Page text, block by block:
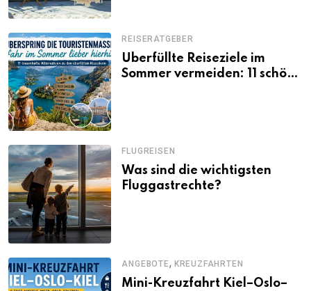
REISERATGEBER
Überfüllte Reiseziele im
Sommer vermeiden: 11 schöne
FLUGREISEN
Was sind die wichtigsten
Fluggastrechte?
ANGEBOTE, KREUZFAHRTEN
Mini-Kreuzfahrt Kiel–Oslo–